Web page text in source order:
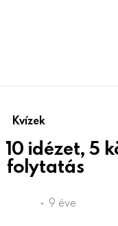
Kvízek
10 idézet, 5
folytatás
9 éve